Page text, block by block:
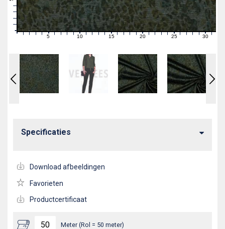
0 1 2 3 4 5 6 7 89101112131415 1617181920 21222324252627282930 31
Meter (Rol = 50 meter)
Specificaties
Download afbeeldingen
Favorieten
Productcertificaat